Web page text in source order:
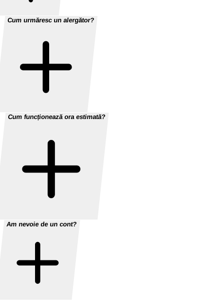
Cum urmăresc un alergător?
Cum funcționează ora estimată?
Am nevoie de un cont?